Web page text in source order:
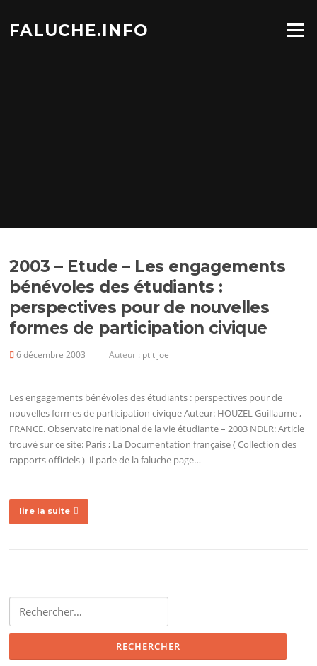
contenu
FALUCHE.INFO Menu
2003 – Etude – Les engagements
bénévoles des étudiants :
perspectives pour de nouvelles
formes de participation civique
6 décembre 2003 Auteur : ptit joe
Les engagements bénévoles des étudiants : perspectives pour de
nouvelles formes de participation civique Auteur: HOUZEL Guillaume ,
FRANCE. Observatoire national de la vie étudiante – 2003 NDLR: Article
trouvé sur ce site: Paris ; La Documentation française ( Collection des
rapports officiels ) il parle de la faluche page…
lire la suite